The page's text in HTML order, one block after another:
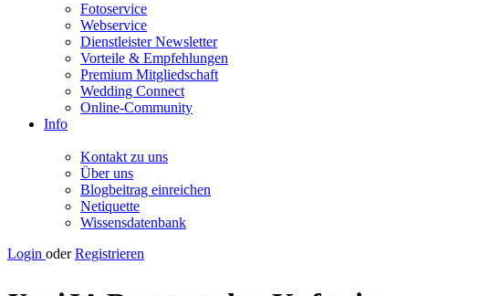
Fotoservice
Webservice
Dienstleister Newsletter
Vorteile & Empfehlungen
Premium Mitgliedschaft
Wedding Connect
Online-Community
Info
Kontakt zu uns
Über uns
Blogbeitrag einreichen
Netiquette
Wissensdatenbank
Login oder Registrieren